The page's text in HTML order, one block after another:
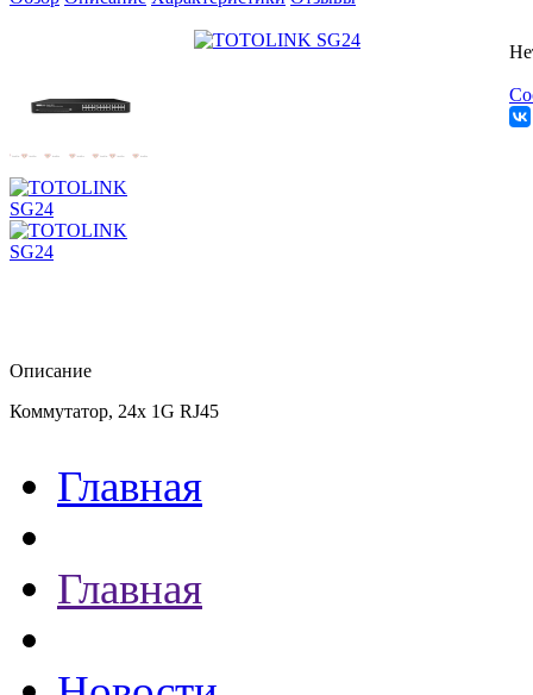
Описание
Коммутатор, 24х 1G RJ45
Главная
Главная